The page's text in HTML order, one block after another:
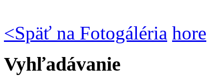
<Späť na Fotogáléria hore
Vyhľadávanie